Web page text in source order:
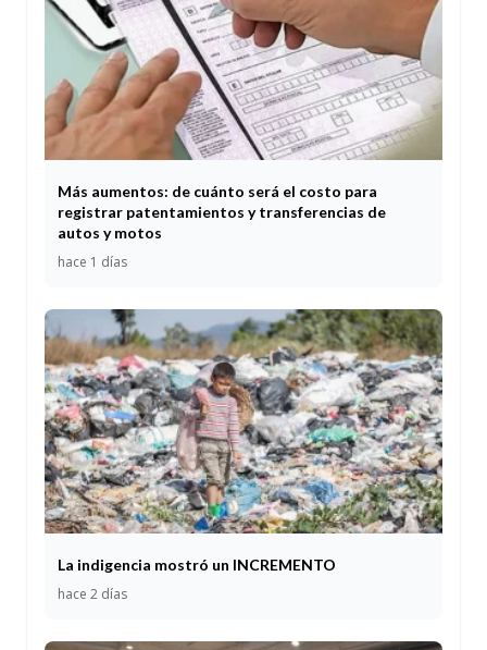
Más aumentos: de cuánto será el costo para
registrar patentamientos y transferencias de
autos y motos
hace 1 días
La indigencia mostró un INCREMENTO
hace 2 días